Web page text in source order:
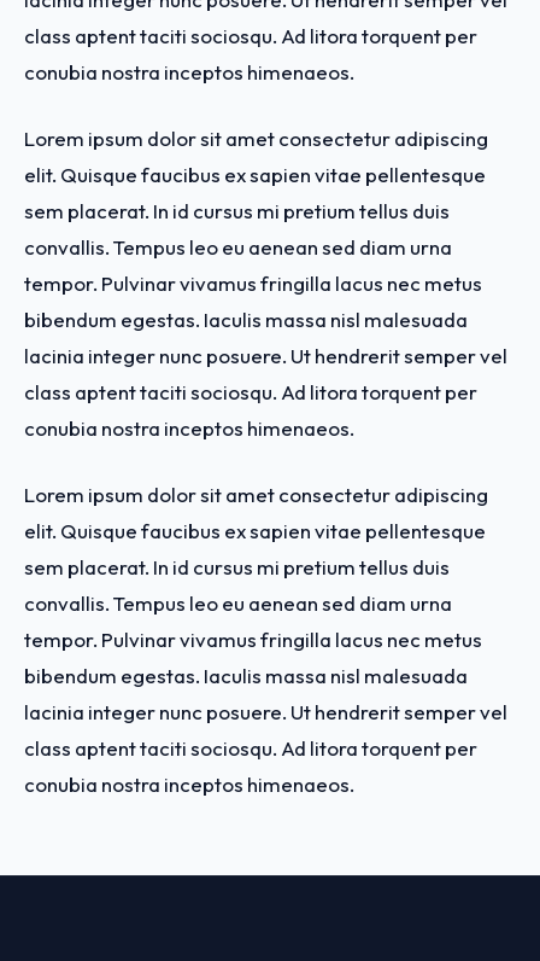
class aptent taciti sociosqu. Ad litora torquent per
conubia nostra inceptos himenaeos.
Lorem ipsum dolor sit amet consectetur adipiscing
elit. Quisque faucibus ex sapien vitae pellentesque
sem placerat. In id cursus mi pretium tellus duis
convallis. Tempus leo eu aenean sed diam urna
tempor. Pulvinar vivamus fringilla lacus nec metus
bibendum egestas. Iaculis massa nisl malesuada
lacinia integer nunc posuere. Ut hendrerit semper vel
class aptent taciti sociosqu. Ad litora torquent per
conubia nostra inceptos himenaeos.
Lorem ipsum dolor sit amet consectetur adipiscing
elit. Quisque faucibus ex sapien vitae pellentesque
sem placerat. In id cursus mi pretium tellus duis
convallis. Tempus leo eu aenean sed diam urna
tempor. Pulvinar vivamus fringilla lacus nec metus
bibendum egestas. Iaculis massa nisl malesuada
lacinia integer nunc posuere. Ut hendrerit semper vel
class aptent taciti sociosqu. Ad litora torquent per
conubia nostra inceptos himenaeos.